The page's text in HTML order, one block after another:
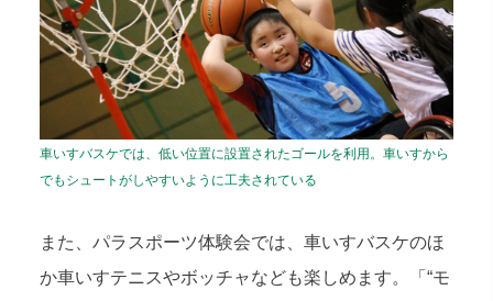
車いすバスケでは、低い位置に設置されたゴールを利用。車いすから
でもシュートがしやすいように工夫されている
また、パラスポーツ体験会では、車いすバスケのほ
か車いすテニスやボッチャなども楽しめます。「“モ